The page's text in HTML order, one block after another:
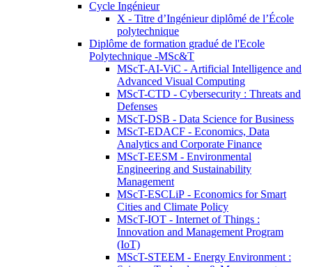
Cycle Ingénieur
X - Titre d’Ingénieur diplômé de l’École
polytechnique
Diplôme de formation gradué de l'Ecole
Polytechnique -MSc&T
MScT-AI-ViC - Artificial Intelligence and
Advanced Visual Computing
MScT-CTD - Cybersecurity : Threats and
Defenses
MScT-DSB - Data Science for Business
MScT-EDACF - Economics, Data
Analytics and Corporate Finance
MScT-EESM - Environmental
Engineering and Sustainability
Management
MScT-ESCLiP - Economics for Smart
Cities and Climate Policy
MScT-IOT - Internet of Things :
Innovation and Management Program
(IoT)
MScT-STEEM - Energy Environment :